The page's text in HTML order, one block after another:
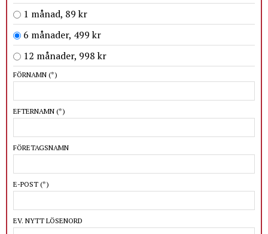
1 månad, 89 kr
6 månader, 499 kr
12 månader, 998 kr
FÖRNAMN (*)
EFTERNAMN (*)
FÖRETAGSNAMN
E-POST (*)
EV. NYTT LÖSENORD